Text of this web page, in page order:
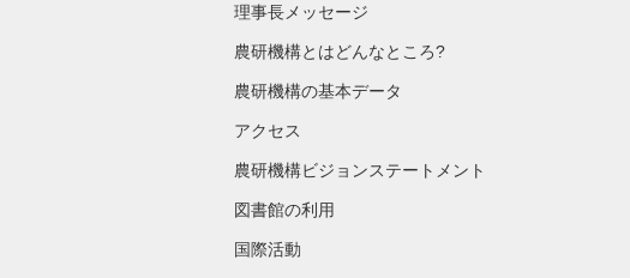
理事長メッセージ
農研機構とはどんなところ?
農研機構の基本データ
アクセス
農研機構ビジョンステートメント
図書館の利用
国際活動